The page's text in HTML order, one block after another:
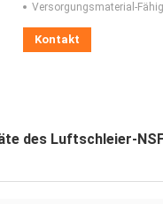
Versorgungsmaterial-
Kontakt
des Luftschleier-